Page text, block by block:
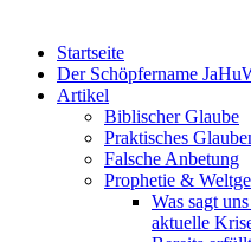
Startseite
Der Schöpfername
Artikel
Biblischer Glaube
Praktisches
Falsche Anbetung
Prophetie &
Was sagt
aktuelle